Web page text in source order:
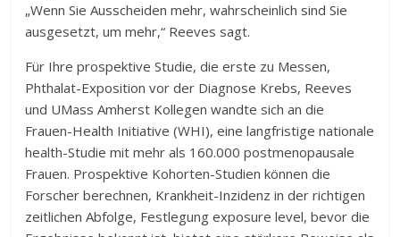
„Wenn Sie Ausscheiden mehr, wahrscheinlich sind Sie
ausgesetzt, um mehr,“ Reeves sagt.
Für Ihre prospektive Studie, die erste zu Messen,
Phthalat-Exposition vor der Diagnose Krebs, Reeves
und UMass Amherst Kollegen wandte sich an die
Frauen-Health Initiative (WHI), eine langfristige nationale
health-Studie mit mehr als 160.000 postmenopausale
Frauen. Prospektive Kohorten-Studien können die
Forscher berechnen, Krankheit-Inzidenz in der richtigen
zeitlichen Abfolge, Festlegung exposure level, bevor die